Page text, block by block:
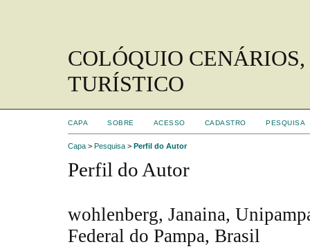
COLÓQUIO
TURÍSTICO
CAPA SOBRE ACESSO CADASTRO PESQUISA
Capa > Pesquisa > Perfil do Autor
Perfil do Autor
wohlenberg, Janaina,
Federal do Pampa, Brasil